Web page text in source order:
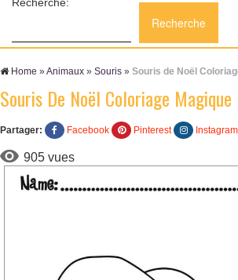
Home »Animaux » Souris » Souris de Noël
Souris De Noël Coloriage Magique
Partager: Facebook Pinterest Instagram
905 vues